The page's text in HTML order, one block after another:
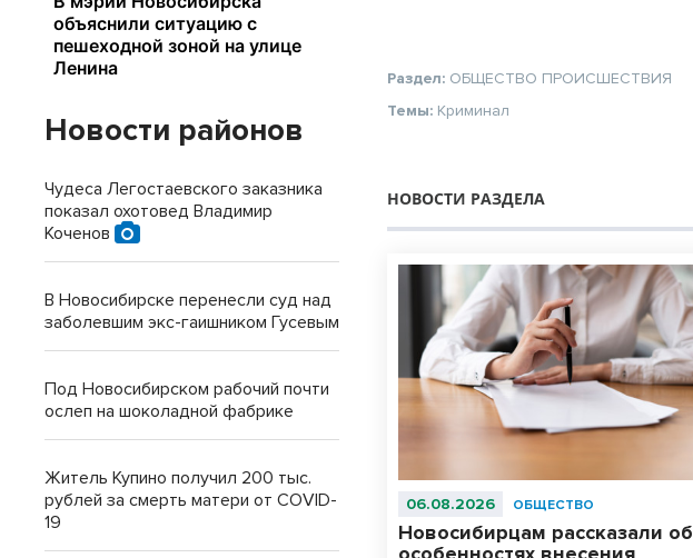
Раздел: ОБЩЕСТВО ПРОИСШЕСТВИЯ
Темы: Криминал
НОВОСТИ РАЗДЕЛА
06.08.2026 ОБЩЕСТВО
Новосибирцам рассказали об
Новости районов
Чудеса Легостаевского заказника
показал охотовед Владимир
Коченов
В Новосибирске перенесли суд над
заболевшим экс-гаишником Гусевым
Под Новосибирском рабочий почти
ослеп на шоколадной фабрике
Житель Купино получил 200 тыс.
рублей за смерть матери от COVID-
19